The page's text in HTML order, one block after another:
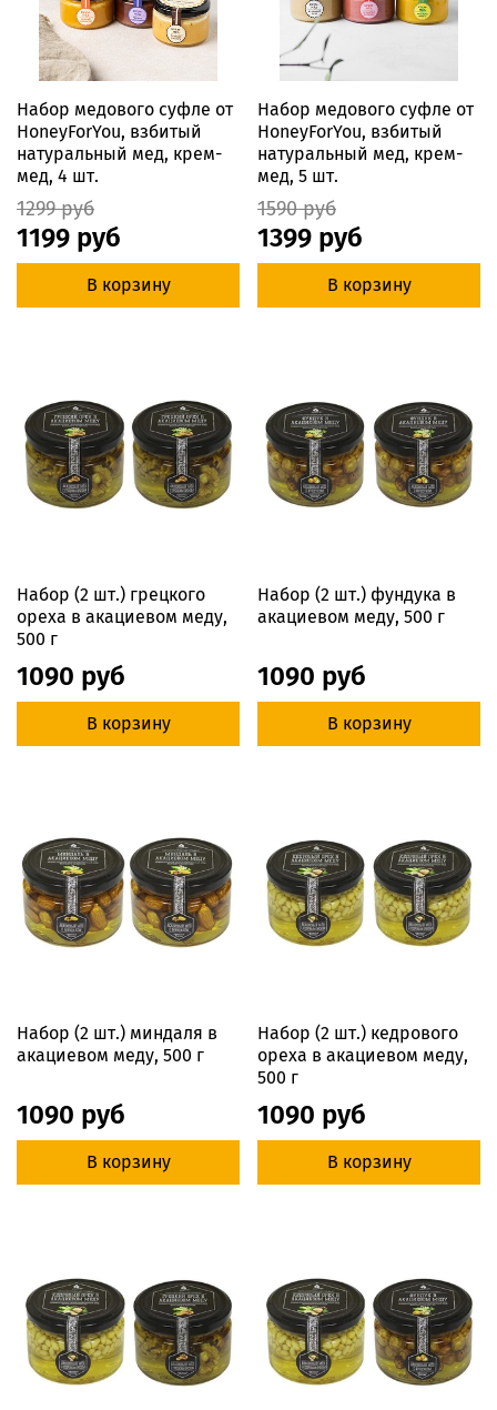
Набор медового суфле от
HoneyForYou, взбитый
натуральный мед, крем-
мед, 4 шт.
1299 руб
1199 руб
В корзину
Набор медового суфле от
HoneyForYou, взбитый
натуральный мед, крем-
мед, 5 шт.
1590 руб
1399 руб
В корзину
Набор (2 шт.) грецкого
ореха в акациевом меду,
500 г
1090 руб
В корзину
Набор (2 шт.) фундука в
акациевом меду, 500 г
1090 руб
В корзину
Набор (2 шт.) миндаля в
акациевом меду, 500 г
1090 руб
В корзину
Набор (2 шт.) кедрового
ореха в акациевом меду,
500 г
1090 руб
В корзину